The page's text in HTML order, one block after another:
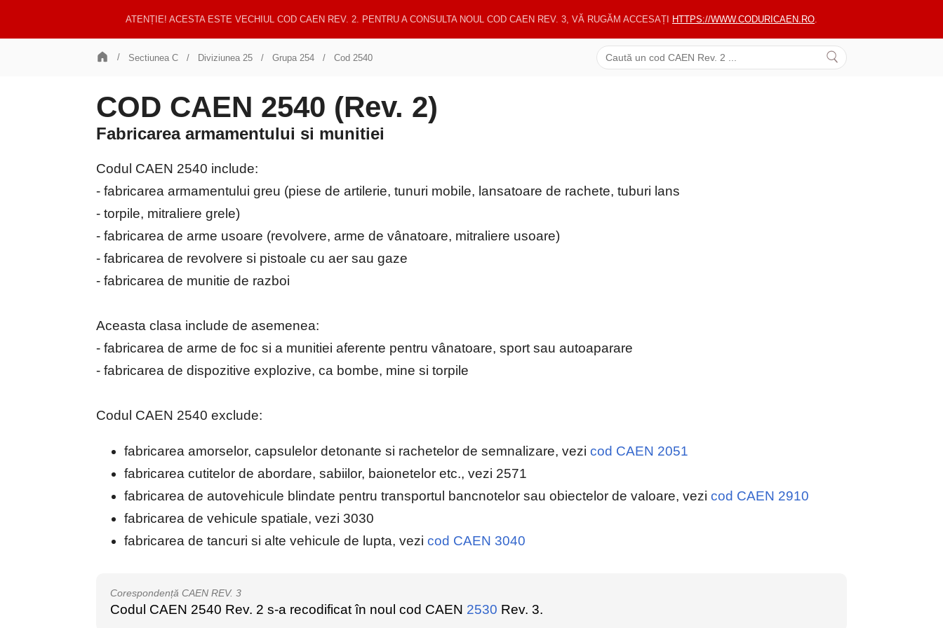
ATENȚIE! ACESTA ESTE VECHIUL COD CAEN REV. 2. PENTRU A CONSULTA NOUL COD CAEN REV. 3, VĂ RUGĂM ACCESAȚI HTTPS://WWW.CODURICAEN.RO.
Sectiunea C Diviziunea 25 Grupa 254 Cod 2540
COD CAEN 2540 (Rev. 2)
Fabricarea armamentului si munitiei
Codul CAEN 2540 include:
- fabricarea armamentului greu (piese de artilerie, tunuri mobile, lansatoare de rachete, tuburi lans
- torpile, mitraliere grele)
- fabricarea de arme usoare (revolvere, arme de vânatoare, mitraliere usoare)
- fabricarea de revolvere si pistoale cu aer sau gaze
- fabricarea de munitie de razboi
Aceasta clasa include de asemenea:
- fabricarea de arme de foc si a munitiei aferente pentru vânatoare, sport sau autoaparare
- fabricarea de dispozitive explozive, ca bombe, mine si torpile
Codul CAEN 2540 exclude:
fabricarea amorselor, capsulelor detonante si rachetelor de semnalizare, vezi cod CAEN 2051
fabricarea cutitelor de abordare, sabiilor, baionetelor etc., vezi 2571
fabricarea de autovehicule blindate pentru transportul bancnotelor sau obiectelor de valoare, vezi cod CAEN 2910
fabricarea de vehicule spatiale, vezi 3030
fabricarea de tancuri si alte vehicule de lupta, vezi cod CAEN 3040
Corespondență CAEN REV. 3
Codul CAEN 2540 Rev. 2 s-a recodificat în noul cod CAEN 2530 Rev. 3.